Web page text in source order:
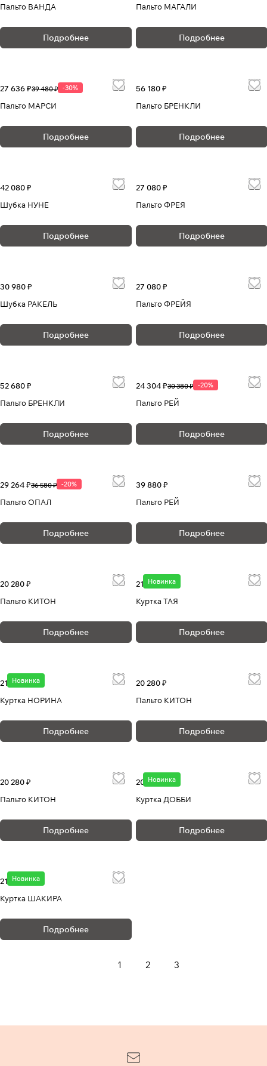
Пальто ВАНДА
Подробнее
Пальто МАГАЛИ
Подробнее
27 636 ₽39 480 ₽ -30%
Пальто МАРСИ
Подробнее
56 180 ₽
Пальто БРЕНКЛИ
Подробнее
42 080 ₽
Шубка НУНЕ
Подробнее
27 080 ₽
Пальто ФРЕЯ
Подробнее
30 980 ₽
Шубка РАКЕЛЬ
Подробнее
27 080 ₽
Пальто ФРЕЙЯ
Подробнее
52 680 ₽
Пальто БРЕНКЛИ
Подробнее
24 304 ₽30 380 ₽ -20%
Пальто РЕЙ
Подробнее
29 264 ₽36 580 ₽ -20%
Пальто ОПАЛ
Подробнее
39 880 ₽
Пальто РЕЙ
Подробнее
20 280 ₽
Пальто КИТОН
Подробнее
Новинка
21 180 ₽
Куртка ТАЯ
Подробнее
Новинка
21 380 ₽
Куртка НОРИНА
Подробнее
20 280 ₽
Пальто КИТОН
Подробнее
20 280 ₽
Пальто КИТОН
Подробнее
Новинка
20 080 ₽
Куртка ДОББИ
Подробнее
Новинка
21 380 ₽
Куртка ШАКИРА
Подробнее
1 2 3